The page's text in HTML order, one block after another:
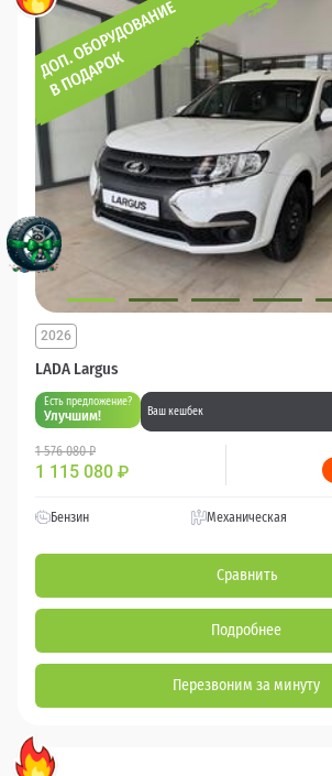
LADA Largus
2026
Есть предложение?
Улучшим! Ваш кешбек
1 576 080 ₽
1 115 080 ₽
Бензин Механическая
Сравнить
Подробнее
Перезвоним за минуту